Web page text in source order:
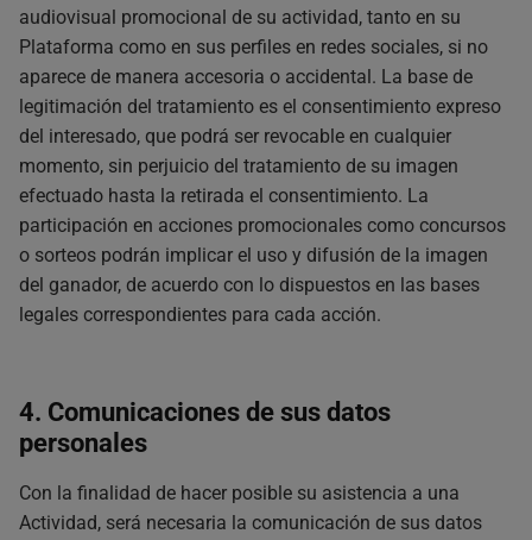
audiovisual promocional de su actividad, tanto en su
Plataforma como en sus perfiles en redes sociales, si no
aparece de manera accesoria o accidental. La base de
legitimación del tratamiento es el consentimiento expreso
del interesado, que podrá ser revocable en cualquier
momento, sin perjuicio del tratamiento de su imagen
efectuado hasta la retirada el consentimiento. La
participación en acciones promocionales como concursos
o sorteos podrán implicar el uso y difusión de la imagen
del ganador, de acuerdo con lo dispuestos en las bases
legales correspondientes para cada acción.
4. Comunicaciones de sus datos
personales
Con la finalidad de hacer posible su asistencia a una
Actividad, será necesaria la comunicación de sus datos